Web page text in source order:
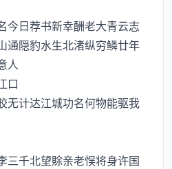
日荐书新幸酬老大青云志
通隠豹水生北渚纵穷鳞廿年
人
口
计达江城功名何物能驱我
千北望賖亲老悮将身许国